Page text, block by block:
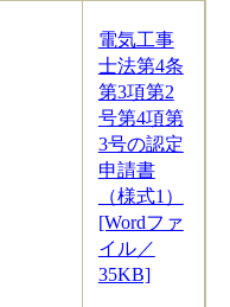
電気工事
士法第4条
第3項第2
号第4項第
3号の認定
申請書
（様式1）
[Wordファ
イル／
35KB]